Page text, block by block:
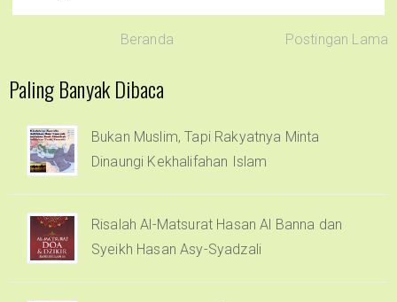
Beranda Postingan Lama
Paling Banyak Dibaca
Bukan Muslim, Tapi Rakyatnya Minta
Dinaungi Kekhalifahan Islam
Risalah Al-Matsurat Hasan Al Banna dan
Syeikh Hasan Asy-Syadzali